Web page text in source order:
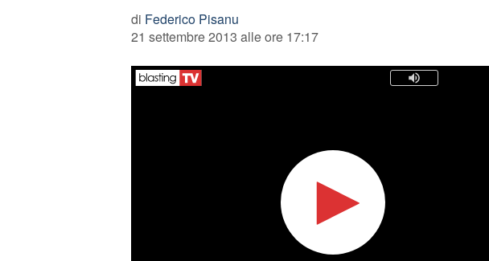
di Federico Pisanu
21 settembre 2013 alle ore 17:17